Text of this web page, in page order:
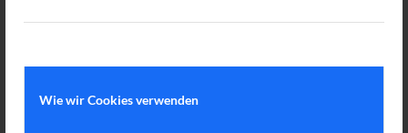
Wie wir Cookies verwenden